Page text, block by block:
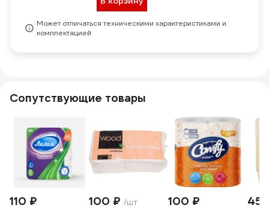
Может отличаться техническими характеристиками и
комплектацией
Сопутствующие товары
110 ₽ 100 ₽ /шт 100 ₽ 45